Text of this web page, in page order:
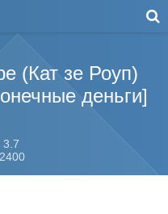
(Кат зе Роуп)
деньги]
3.7